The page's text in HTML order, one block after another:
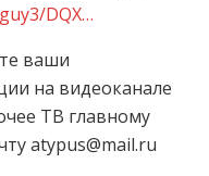
DQX…
ваши
на видеоканале
ТВ главному
atypus@mail.ru